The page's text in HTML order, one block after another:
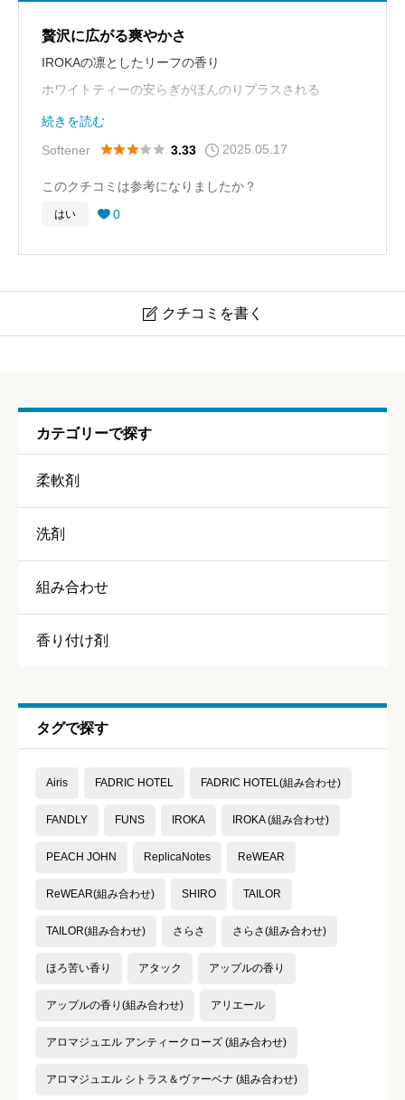
贅沢に広がる爽やかさ
IROKAの凛としたリーフの香り
ホワイトティーの安らぎがほんのりプラスされる
清潔感ある凛としたリーフの奥から香る安らぎの香り
続きを読む
Softener
 3.33 2025.05.17
このクチコミは参考になりましたか？
はい  0
 クチコミを書く
ニックネーム 任意
持続力
カテゴリーで探す
柔軟剤
洗剤
組み合わせ
香り付け剤
タグで探す
Airis FADRIC HOTEL FADRIC HOTEL(組み合わせ)
FANDLY FUNS IROKA IROKA (組み合わせ)
PEACH JOHN ReplicaNotes ReWEAR
ReWEAR(組み合わせ) SHIRO TAILOR
TAILOR(組み合わせ) さらさ さらさ(組み合わせ)
ほろ苦い香り アタック アップルの香り
アップルの香り(組み合わせ) アリエール
アロマジュエル アンティークローズ (組み合わせ)
アロマジュエル シトラス＆ヴァーベナ (組み合わせ)